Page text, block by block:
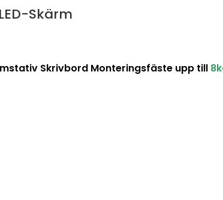
Skärm
Skrivbord Monteringsfäste upp till